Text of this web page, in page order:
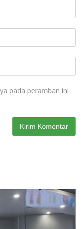
pada peramban ini